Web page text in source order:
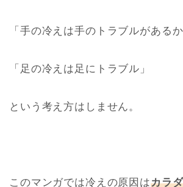
「手の冷えは手のトラブルがあるか
「足の冷えは足にトラブル」
という考え方はしません。
このマンガでは冷えの原因はカラ